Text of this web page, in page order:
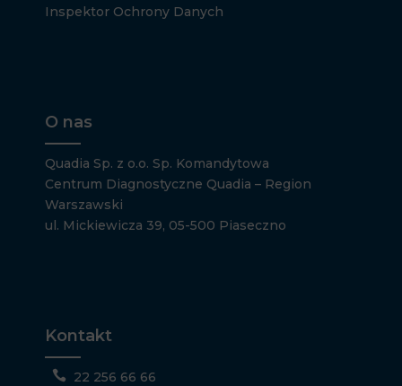
Inspektor Ochrony Danych
O nas
Quadia Sp. z o.o. Sp. Komandytowa
Centrum Diagnostyczne Quadia – Region
Warszawski
ul. Mickiewicza 39, 05-500 Piaseczno
Kontakt
 22 256 66 66